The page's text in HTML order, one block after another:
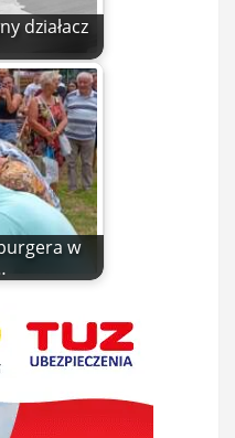
działacz
w